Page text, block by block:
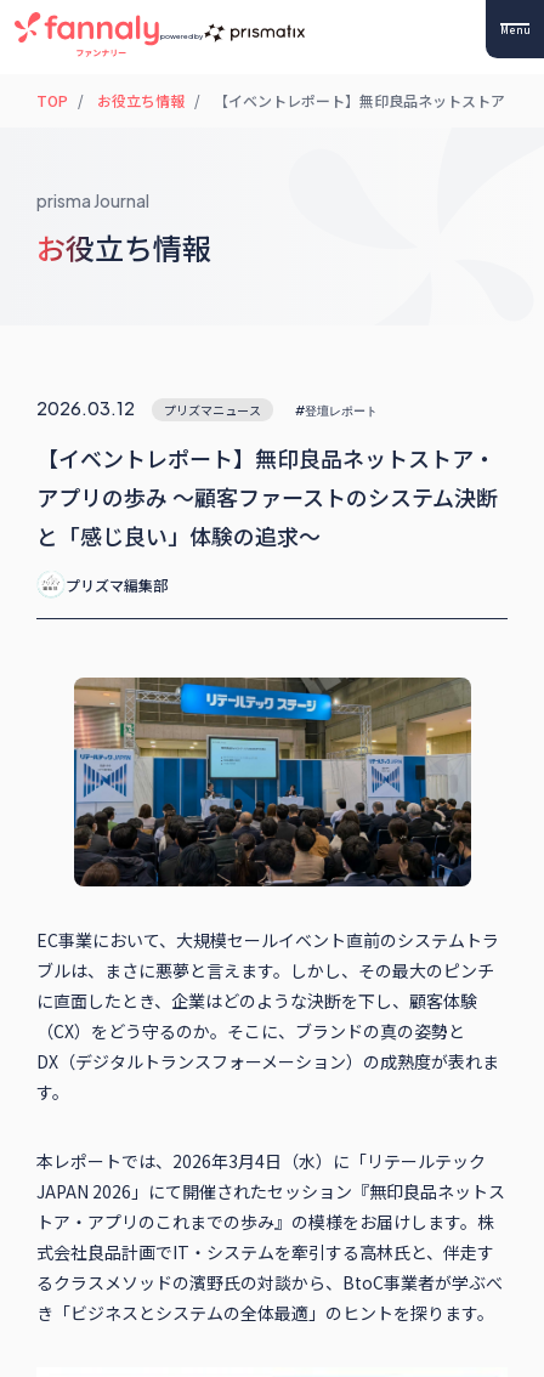
powered by Menu
TOP お役立ち情報 【イベントレポート】無印良品ネットストア・
prisma Journal
お役立ち情報
2026.03.12 プリズマニュース #登壇レポート
【イベントレポート】無印良品ネットストア・
アプリの歩み 〜顧客ファーストのシステム決断
と「感じ良い」体験の追求〜
プリズマ編集部
EC事業において、大規模セールイベント直前のシステムトラ
ブルは、まさに悪夢と言えます。しかし、その最大のピンチ
に直面したとき、企業はどのような決断を下し、顧客体験
（CX）をどう守るのか。そこに、ブランドの真の姿勢と
DX（デジタルトランスフォーメーション）の成熟度が表れま
す。
本レポートでは、2026年3月4日（水）に「リテールテック
JAPAN 2026」にて開催されたセッション『無印良品ネットス
トア・アプリのこれまでの歩み』の模様をお届けします。株
式会社良品計画でIT・システムを牽引する高林氏と、伴走す
るクラスメソッドの濱野氏の対談から、BtoC事業者が学ぶべ
き「ビジネスとシステムの全体最適」のヒントを探ります。